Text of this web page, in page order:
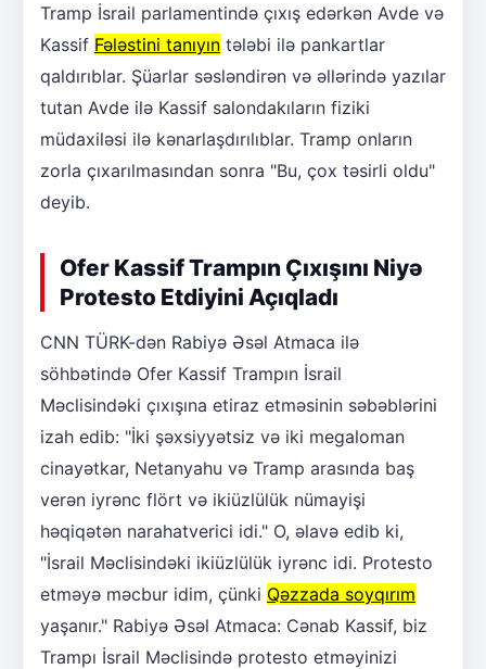
Tramp İsrail parlamentində çıxış edərkən Avde və
Kassif Fələstini tanıyın tələbi ilə pankartlar
qaldırıblar. Şüarlar səsləndirən və əllərində yazılar
tutan Avde ilə Kassif salondakıların fiziki
müdaxiləsi ilə kənarlaşdırılıblar. Tramp onların
zorla çıxarılmasından sonra "Bu, çox təsirli oldu"
deyib.
Ofer Kassif Trampın Çıxışını Niyə
Protesto Etdiyini Açıqladı
CNN TÜRK-dən Rabiyə Əsəl Atmaca ilə
söhbətində Ofer Kassif Trampın İsrail
Məclisindəki çıxışına etiraz etməsinin səbəblərini
izah edib: "İki şəxsiyyətsiz və iki megaloman
cinayətkar, Netanyahu və Tramp arasında baş
verən iyrənc flört və ikiüzlülük nümayişi
həqiqətən narahatverici idi." O, əlavə edib ki,
"İsrail Məclisindəki ikiüzlülük iyrənc idi. Protesto
etməyə məcbur idim, çünki Qəzzada soyqırım
yaşanır." Rabiyə Əsəl Atmaca: Cənab Kassif, biz
Trampı İsrail Məclisində protesto etməyinizi